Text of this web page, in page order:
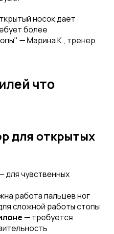
носок даёт
более
— Марина К., тренер
что
для открытых
для чувственных
работа пальцев ног
сложной работы стопы
— требуется